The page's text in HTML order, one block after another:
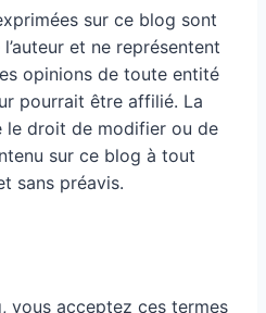
sur ce blog sont
et ne représentent
opinions de toute entité
pourrait être affilié. La
le droit de modifier ou de
sur ce blog à tout
sans préavis.
vous acceptez ces termes